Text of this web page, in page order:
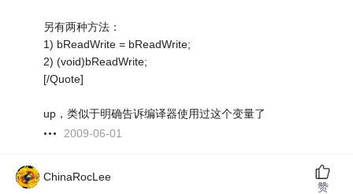
另有两种方法：
1) bReadWrite = bReadWrite;
2) (void)bReadWrite;
[/Quote]
up，类似于明确告诉编译器使用过这个变量了
2009-06-01
ChinaRocLee
赞